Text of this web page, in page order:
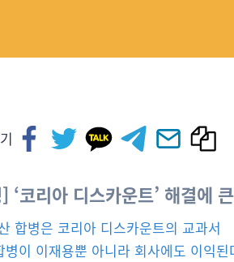
‘코리아 디스카운트’ 해결에
합병은 코리아 디스카운트의 교과서
병이 이재용뿐 아니라 회사에도 이익된